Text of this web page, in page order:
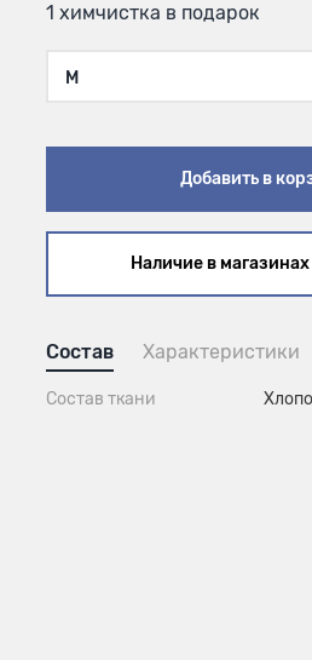
1 химчистка в подарок
M
Добавить в
Наличие в магазинах
Состав Характеристики
Состав ткани